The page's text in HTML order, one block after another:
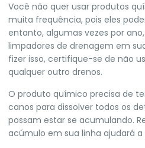
Você não quer usar produtos
muita frequência, pois eles
entanto, algumas vezes por
limpadores de drenagem em
fizer isso, certifique-se de não
qualquer outro drenos.
O produto químico precisa de
canos para dissolver todos os
possam estar se acumulando.
acúmulo em sua linha ajudará